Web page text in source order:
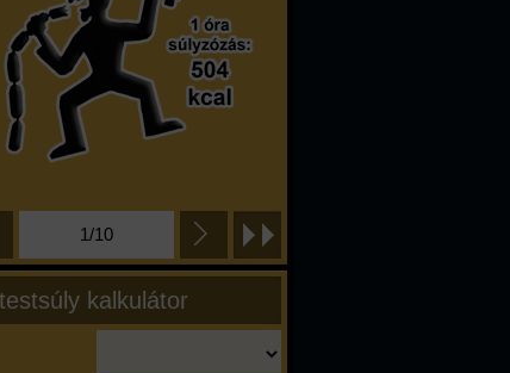
1/10
kalkulátor